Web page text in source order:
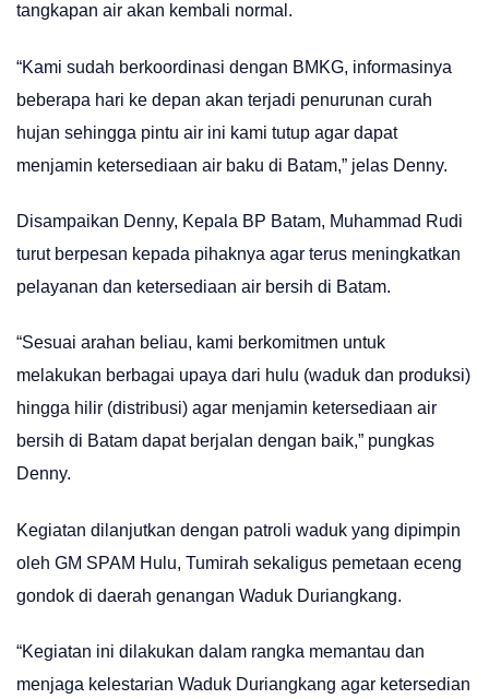
tangkapan air akan kembali normal.
“Kami sudah berkoordinasi dengan BMKG, informasinya
beberapa hari ke depan akan terjadi penurunan curah
hujan sehingga pintu air ini kami tutup agar dapat
menjamin ketersediaan air baku di Batam,” jelas Denny.
Disampaikan Denny, Kepala BP Batam, Muhammad Rudi
turut berpesan kepada pihaknya agar terus meningkatkan
pelayanan dan ketersediaan air bersih di Batam.
“Sesuai arahan beliau, kami berkomitmen untuk
melakukan berbagai upaya dari hulu (waduk dan produksi)
hingga hilir (distribusi) agar menjamin ketersediaan air
bersih di Batam dapat berjalan dengan baik,” pungkas
Denny.
Kegiatan dilanjutkan dengan patroli waduk yang dipimpin
oleh GM SPAM Hulu, Tumirah sekaligus pemetaan eceng
gondok di daerah genangan Waduk Duriangkang.
“Kegiatan ini dilakukan dalam rangka memantau dan
menjaga kelestarian Waduk Duriangkang agar ketersedian